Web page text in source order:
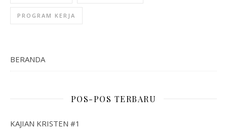
PROGRAM KERJA
BERANDA
POS-POS TERBARU
KAJIAN KRISTEN #1